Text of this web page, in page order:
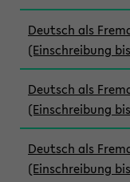
Deutsch als
(Einschreibung
Deutsch als
(Einschreibung
Deutsch als
(Einschreibung